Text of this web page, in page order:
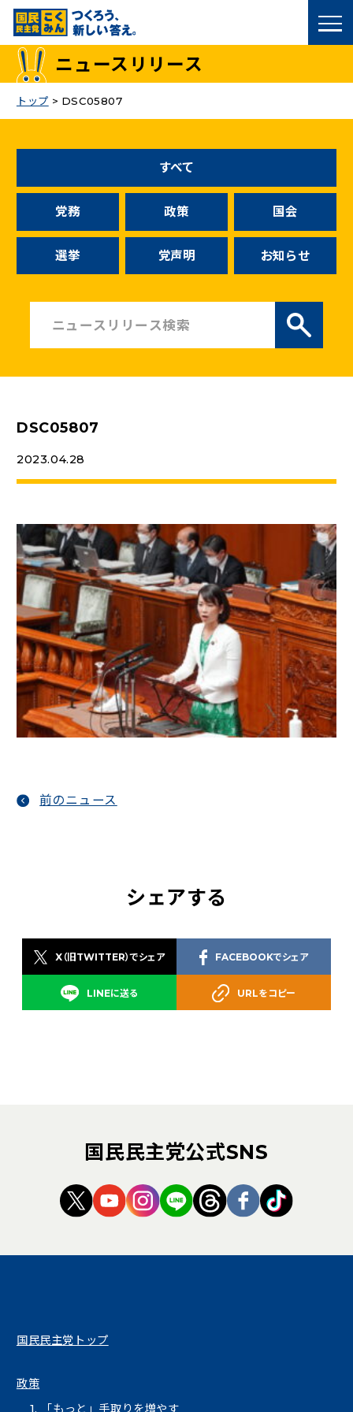
国民民主党トップ
候補者公募
こくみん政治塾
党基本情報
お問い合わせ
こくみんうさぎの部屋
参加・サポート
Go!Go!こくみんストア
TEAMこくみんうさぎ（新しいタブで開く）
こくみんオンラインスクール （新しいタブで開く）
国民民主党学生部（新しいタブで開く）
二次創作ガイドライン （新しいタブで開く）
プライバシーポリシー
特定商取引法に基づく表記
ニュースリリース
トップ > DSC05807
すべて
党務 政策 国会
選挙 党声明 お知らせ
DSC05807
2023.04.28
前のニュース
シェアする
X（旧TWITTER）でシェア
LINEに送る
FACEBOOKでシェア
URLをコピー
国民民主党公式SNS
（新しいタブで開く）
（新しいタブで開く）
（新しいタブで開く）
（新しいタブで開く）
（新しいタブで開
（新しいタブ
（新しい
国民民主党トップ
政策